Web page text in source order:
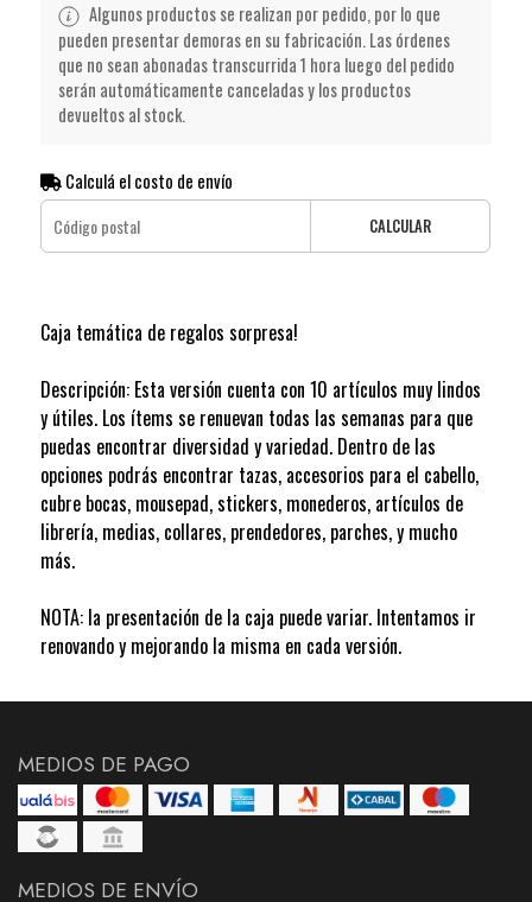
Algunos productos se realizan por pedido, por lo que
pueden presentar demoras en su fabricación. Las órdenes
que no sean abonadas transcurrida 1 hora luego del pedido
serán automáticamente canceladas y los productos
devueltos al stock.
Calculá el costo de envío
CALCULAR
Caja temática de regalos sorpresa!
Descripción: Esta versión cuenta con 10 artículos muy lindos
y útiles. Los ítems se renuevan todas las semanas para que
puedas encontrar diversidad y variedad. Dentro de las
opciones podrás encontrar tazas, accesorios para el cabello,
cubre bocas, mousepad, stickers, monederos, artículos de
librería, medias, collares, prendedores, parches, y mucho
más.
NOTA: la presentación de la caja puede variar. Intentamos ir
renovando y mejorando la misma en cada versión.
MEDIOS DE PAGO
MEDIOS DE ENVÍO